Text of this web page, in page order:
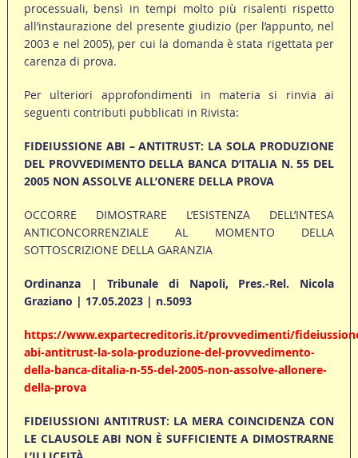
processuali, bensì in tempi molto più risalenti rispetto
all’instaurazione del presente giudizio (per l’appunto, nel
2003 e nel 2005), per cui la domanda è stata rigettata per
carenza di prova.
Per ulteriori approfondimenti in materia si rinvia ai
seguenti contributi pubblicati in Rivista:
FIDEIUSSIONE ABI – ANTITRUST: LA SOLA PRODUZIONE
DEL PROVVEDIMENTO DELLA BANCA D’ITALIA N. 55 DEL
2005 NON ASSOLVE ALL’ONERE DELLA PROVA
OCCORRE DIMOSTRARE L’ESISTENZA DELL’INTESA
ANTICONCORRENZIALE AL MOMENTO DELLA
SOTTOSCRIZIONE DELLA GARANZIA
Ordinanza | Tribunale di Napoli, Pres.-Rel. Nicola
Graziano | 17.05.2023 | n.5093
https://www.expartecreditoris.it/provvedimenti/
abi-antitrust-la-sola-produzione-del-provvedimento-
della-banca-ditalia-n-55-del-2005-non-assolve-allonere-
della-prova
FIDEIUSSIONI ANTITRUST: LA MERA COINCIDENZA CON
LE CLAUSOLE ABI NON È SUFFICIENTE A DIMOSTRARNE